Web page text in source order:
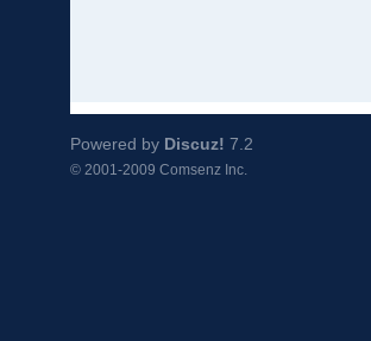
Powered by Discuz! 7.2
© 2001-2009 Comsenz Inc.